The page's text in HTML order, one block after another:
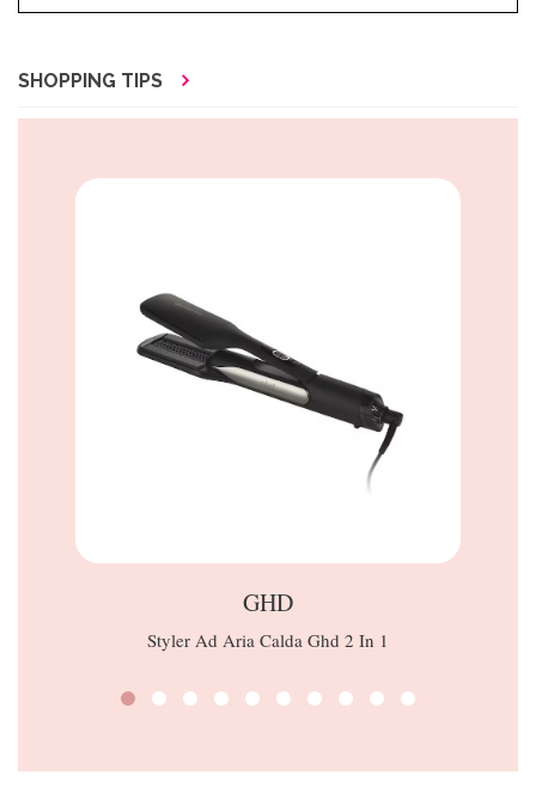
SHOPPING TIPS
GHD
Styler Ad Aria Calda Ghd 2 In 1